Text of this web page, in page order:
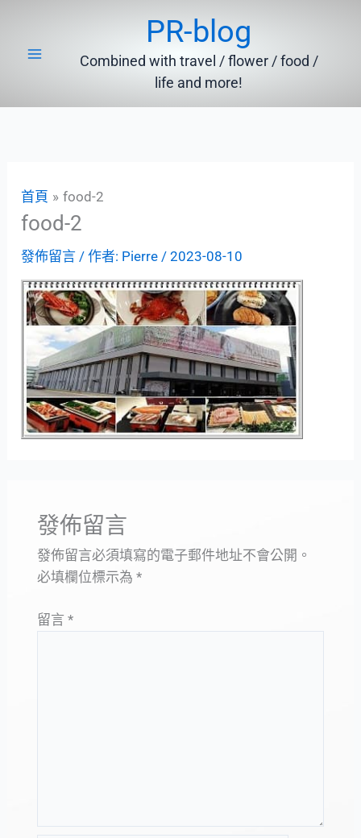
PR-blog
Combined with travel / flower / food /
life and more!
首頁 food-2
food-2
發佈留言 / 作者: Pierre /2023-08-10
發佈留言
發佈留言必須填寫的電子郵件地址不會公開。
必填欄位標示為 *
留言 *